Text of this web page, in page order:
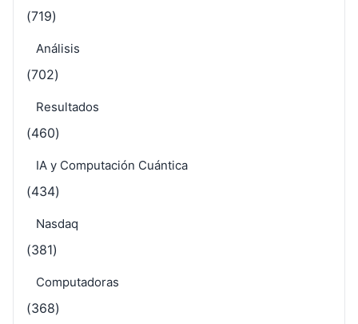
(719)
Análisis
(702)
Resultados
(460)
IA y Computación Cuántica
(434)
Nasdaq
(381)
Computadoras
(368)